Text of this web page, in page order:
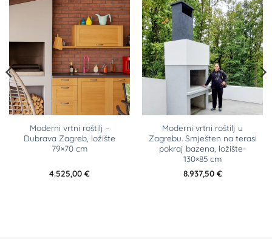
Moderni vrtni roštilj –
Dubrava Zagreb, ložište
79×70 cm
4.525,00 €
Moderni vrtni roštilj u
Zagrebu. Smješten na terasi
pokraj bazena, ložište-
130×85 cm
8.937,50 €